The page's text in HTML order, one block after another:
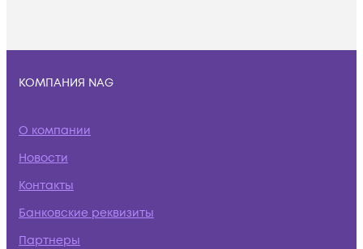
КОМПАНИЯ NAG
О компании
Новости
Контакты
Банковские реквизиты
Партнеры